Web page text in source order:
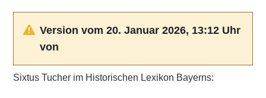
Version vom 20. Januar 2026, 13:12 Uhr
von
Sixtus Tucher im Historischen Lexikon Bayerns: